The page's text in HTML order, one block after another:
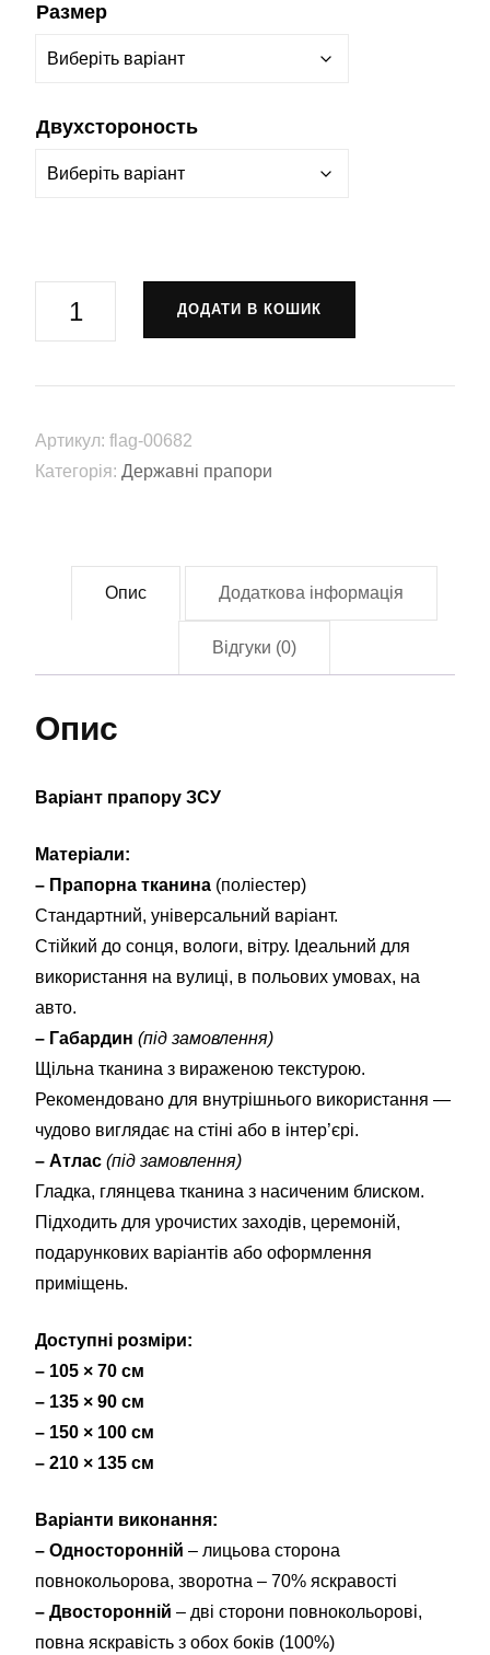
Размер
Двухстороность
Митної
України
0682)
кількість
ДОДАТИ В КОШИК
Артикул: flag-00682
Категорія: Державні прапори
Опис Додаткова інформація
Відгуки (0)
Опис
Варіант прапору ЗСУ
Матеріали:
– Прапорна тканина (поліестер)
Стандартний, універсальний варіант.
Стійкий до сонця, вологи, вітру. Ідеальний для
використання на вулиці, в польових умовах, на
авто.
– Габардин (під замовлення)
Щільна тканина з вираженою текстурою.
Рекомендовано для внутрішнього використання —
чудово виглядає на стіні або в інтер’єрі.
– Атлас (під замовлення)
Гладка, глянцева тканина з насиченим блиском.
Підходить для урочистих заходів, церемоній,
подарункових варіантів або оформлення
приміщень.
Доступні розміри:
– 105 × 70 см
– 135 × 90 см
– 150 × 100 см
– 210 × 135 см
Варіанти виконання:
– Односторонній – лицьова сторона
повнокольорова, зворотна – 70% яскравості
– Двосторонній – дві сторони повнокольорові,
повна яскравість з обох боків (100%)